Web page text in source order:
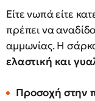
Είτε νωπά είτε
πρέπει να
αμμωνίας. Η
ελαστική και
Προσοχή στην